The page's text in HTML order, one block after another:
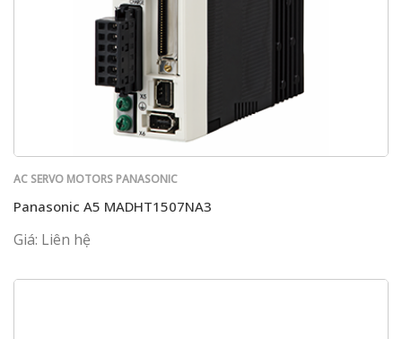
AC SERVO MOTORS PANASONIC
Panasonic A5 MADHT1507NA3
Giá: Liên hệ